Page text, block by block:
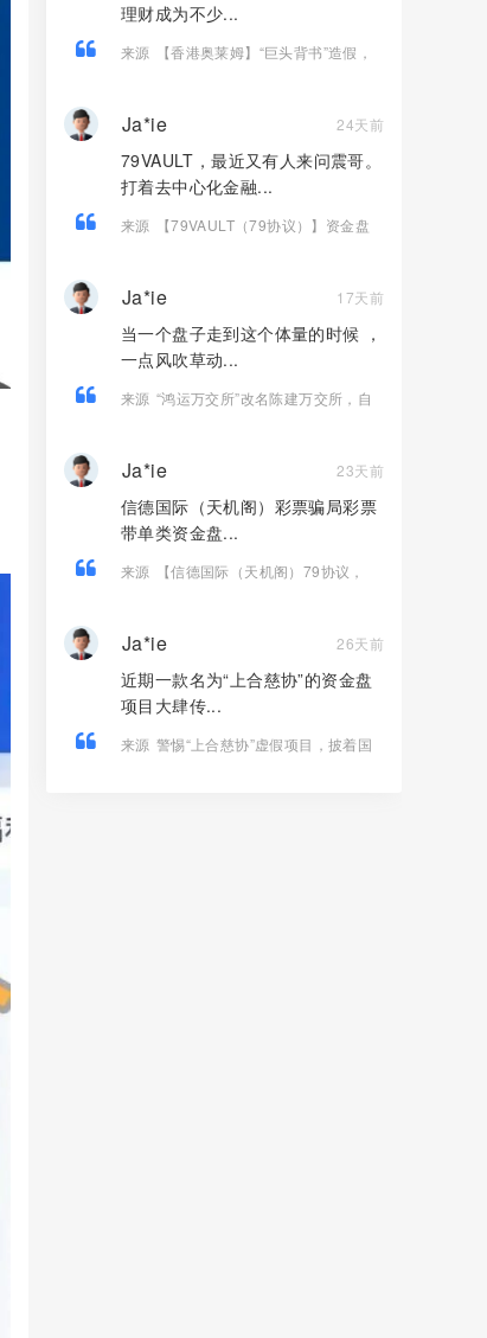
理财成为不少...
来源
【香港奥莱姆】“巨头背书”造假，
Ja*ie 24天前
79VAULT，最近又有人来问震哥。
打着去中心化金融...
来源
【79VAULT（79协议）】资金盘
Ja*ie 17天前
当一个盘子走到这个体量的时候 ，
一点风吹草动...
来源 “鸿运万交所”改名陈建万交所，自
Ja*ie 23天前
信德国际（天机阁）彩票骗局彩票
带单类资金盘...
来源
【信德国际（天机阁）79协议，
Ja*ie 26天前
近期一款名为“上合慈协”的资金盘
项目大肆传...
来源 警惕“上合慈协”虚假项目，披着国